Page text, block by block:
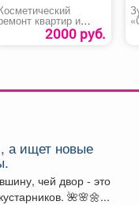
квартир и
2000 руб.
а ищет новые
чей двор - это
🌺🌸🌼...